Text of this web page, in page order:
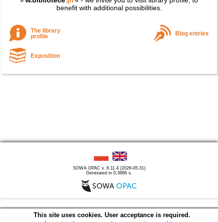
benefit with additional possibilities.
The library
profile
Blog entries
Exposition
SOWA OPAC v. 6.11.4 (2026-05-31)
Generated in 0,3686 s.
This site uses cookies. User acceptance is required.